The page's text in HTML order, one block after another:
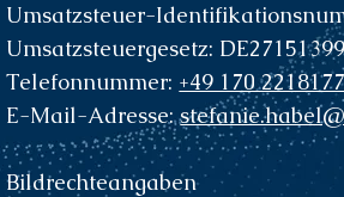
Umsatzsteuer-
Umsatzsteuergesetz:
Telefonnummer: +49 170
E-Mail-Adresse:
Bildrechteangaben